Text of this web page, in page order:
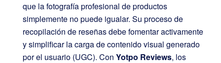
que la fotografía profesional de productos
simplemente no puede igualar. Su proceso de
recopilación de reseñas debe fomentar activamente
y simplificar la carga de contenido visual generado
por el usuario (UGC). Con Yotpo Reviews, los